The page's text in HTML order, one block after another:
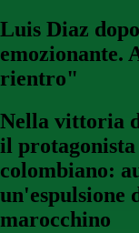
Luis Diaz
emozionante.
rientro"
Nella vittoria
il protagonista
colombiano:
un'espulsione
marocchino